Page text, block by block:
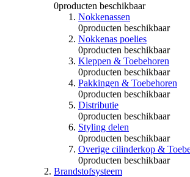
0producten beschikbaar
Nokkenassen
0producten beschikbaar
Nokkenas poelies
0producten beschikbaar
Kleppen & Toebehoren
0producten beschikbaar
Pakkingen & Toebehoren
0producten beschikbaar
Distributie
0producten beschikbaar
Styling delen
0producten beschikbaar
Overige cilinderkop &
0producten beschikbaar
Brandstofsysteem